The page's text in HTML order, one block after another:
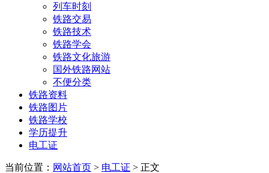
列车时刻
铁路交易
铁路技术
铁路学会
铁路文化旅游
国外铁路网站
不便分类
铁路资料
铁路图片
铁路学校
学历提升
电工证
当前位置： 网站首页 > 电工证 > 正文